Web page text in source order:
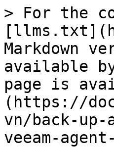
> For the
Markdown
available
page is
(https://
vn/back-
veeam-